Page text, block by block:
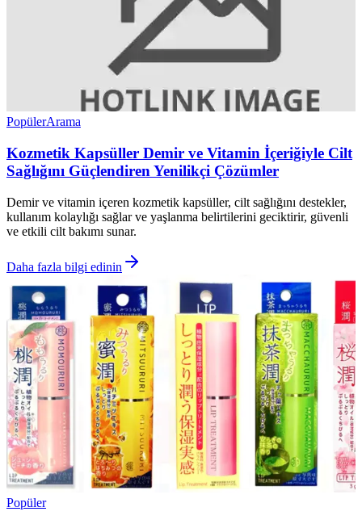
PopülerArama
Kozmetik Kapsüller Demir ve Vitamin İçeriğiyle Cilt
Sağlığını Güçlendiren Yenilikçi Çözümler
Demir ve vitamin içeren kozmetik kapsüller, cilt sağlığını destekler,
kullanım kolaylığı sağlar ve yaşlanma belirtilerini geciktirir, güvenli
ve etkili cilt bakımı sunar.
Daha fazla bilgi edinin
Popüler